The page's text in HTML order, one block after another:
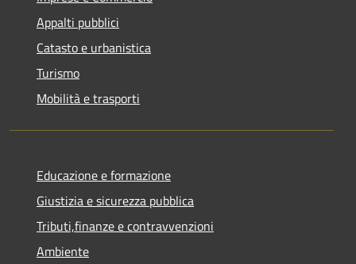
Appalti pubblici
Catasto e urbanistica
Turismo
Mobilità e trasporti
Educazione e formazione
Giustizia e sicurezza pubblica
Tributi,finanze e contravvenzioni
Ambiente